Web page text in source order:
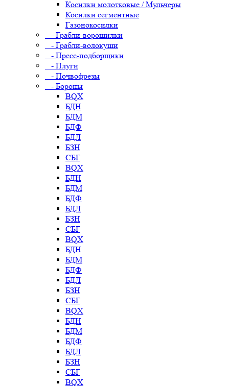
Косилки молотковые / Мульчеры
Косилки сегментные
Газонокосилки
- Грабли-ворошилки
- Грабли-волокуши
- Пресс-подборщики
- Плуги
- Почвофрезы
- Бороны
BQX
БДН
БДМ
БДФ
БДЛ
БЗН
СБГ
BQX
БДН
БДМ
БДФ
БДЛ
БЗН
СБГ
BQX
БДН
БДМ
БДФ
БДЛ
БЗН
СБГ
BQX
БДН
БДМ
БДФ
БДЛ
БЗН
СБГ
BQX